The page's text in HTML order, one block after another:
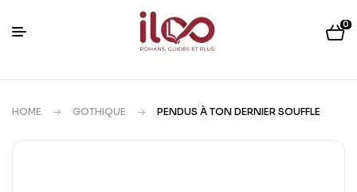
0
HOME GOTHIQUE PENDUS À TON DERNIER SOUFFLE